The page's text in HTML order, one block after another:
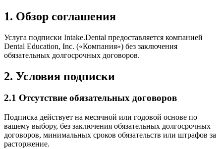
1. Обзор соглашения
Услуга подписки Intake.Dental предоставляется компанией
Dental Education, Inc. («Компания») без заключения
обязательных долгосрочных договоров.
2. Условия подписки
2.1 Отсутствие обязательных договоров
Подписка действует на месячной или годовой основе по
вашему выбору, без заключения обязательных долгосрочных
договоров, минимальных сроков обязательств или штрафов за
расторжение.